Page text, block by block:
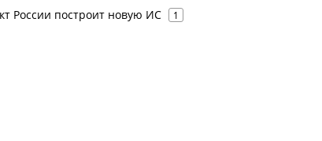
России построит новую ИС 1